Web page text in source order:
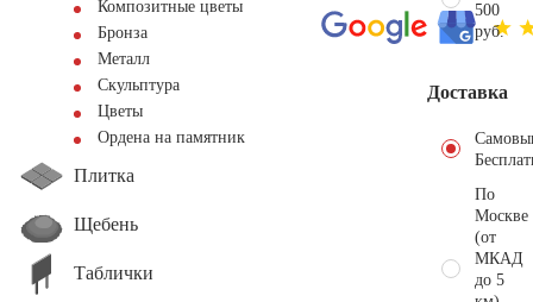
Композитные цветы
Бронза
Металл
Скульптура
Цветы
Ордена на памятник
Плитка
Щебень
Таблички
500
руб.
Доставка
По
Москве
(от
МКАД
до 5